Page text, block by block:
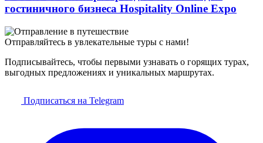
гостиничного бизнеса Hospitality Online Expo
Отправляйтесь в увлекательные туры с нами!
Подписывайтесь, чтобы первыми узнавать о горящих турах,
выгодных предложениях и уникальных маршрутах.
Подписаться на Telegram